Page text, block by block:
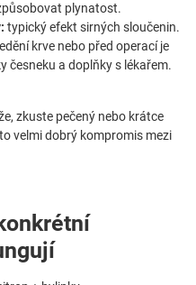
plynatost.
typický efekt sirných sloučenin.
krve nebo před operací je
česneku a doplňky s lékařem.
zkuste pečený nebo krátce
velmi dobrý kompromis mezi